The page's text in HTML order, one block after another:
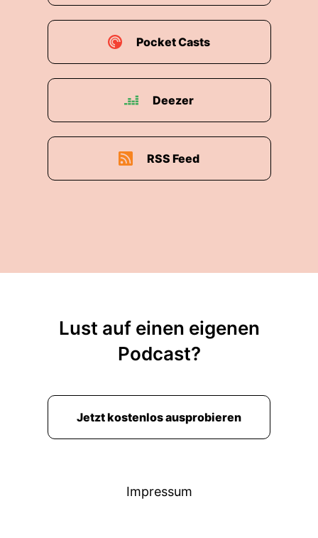
Pocket Casts
Deezer
RSS Feed
Lust auf einen eigenen
Podcast?
Jetzt kostenlos ausprobieren
Impressum